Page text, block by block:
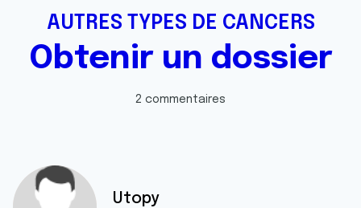
AUTRES TYPES DE CANCERS
Obtenir un dossier
2 commentaires
Utopy